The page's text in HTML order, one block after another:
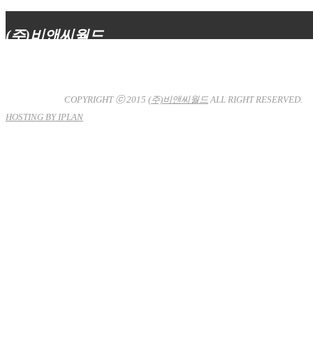
(주)비앤씨월드
COPYRIGHT ⓒ 2015 (주)비앤씨월드ALL RIGHT RESERVED.
HOSTING BY IPLAN